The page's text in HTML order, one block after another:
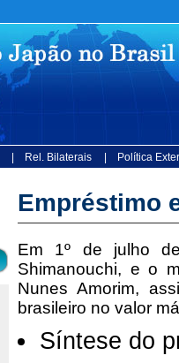
| Rel. Bilaterais | Política
Empréstimo
Em 1º de julho
Shimanouchi, e o
Nunes Amorim,
brasileiro no valor
Síntese do